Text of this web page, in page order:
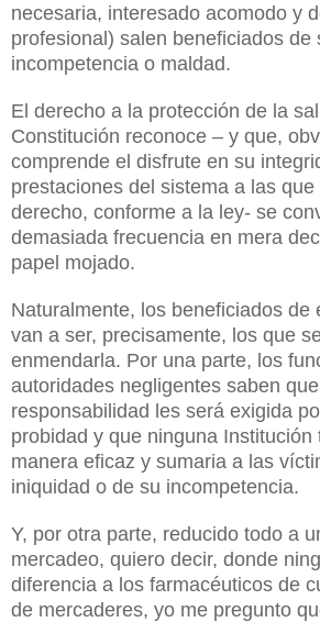
necesaria, interesado acomodo y
profesional) salen beneficiados de
incompetencia o maldad.
El derecho a la protección de la
Constitución reconoce – y que,
comprende el disfrute en su
prestaciones del sistema a las
derecho, conforme a la ley- se
demasiada frecuencia en mera
papel mojado.
Naturalmente, los beneficiados de
van a ser, precisamente, los que
enmendarla. Por una parte, los
autoridades negligentes saben
responsabilidad les será exigida
probidad y que ninguna Institución
manera eficaz y sumaria a las
iniquidad o de su incompetencia.
Y, por otra parte, reducido todo a
mercadeo, quiero decir, donde
diferencia a los farmacéuticos de
de mercaderes, yo me pregunto